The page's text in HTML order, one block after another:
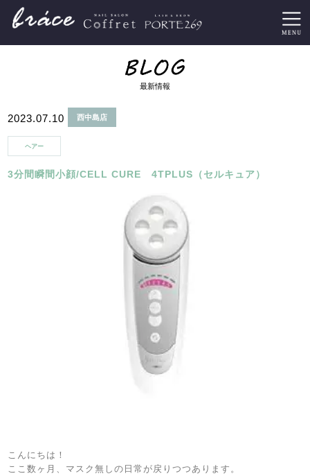
最新情報
2023.07.10 西中島店
ヘアー
3分間瞬間小顔/CELL CURE 4TPLUS（セルキュア）
こんにちは！
ここ数ヶ月、マスク無しの日常が戻りつつあります。